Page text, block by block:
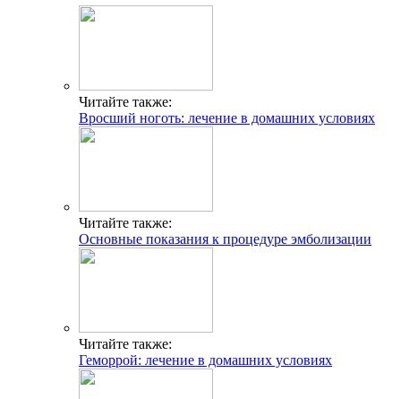
Читайте также:
Вросший ноготь: лечение в домашних условиях
Читайте также:
Основные показания к процедуре эмболизации
Читайте также:
Геморрой: лечение в домашних условиях